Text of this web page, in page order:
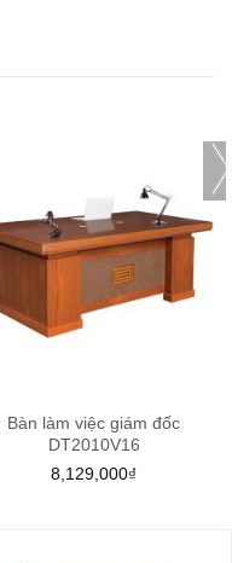
Bàn làm việc giám đốc
DT2010V16
8,129,000₫